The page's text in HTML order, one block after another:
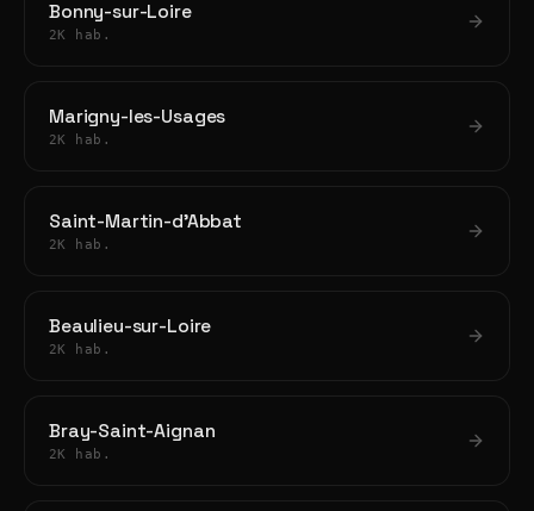
Bonny-sur-Loire
2K hab.
Marigny-les-Usages
2K hab.
Saint-Martin-d'Abbat
2K hab.
Beaulieu-sur-Loire
2K hab.
Bray-Saint-Aignan
2K hab.